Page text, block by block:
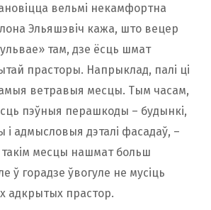
вельмі некамфортна
Эльяшэвіч кажа, што вецер
там, дзе ёсць шмат
прасторы. Напрыклад, палі ці
ветравыя месцы. Тым часам,
пэўныя перашкоды – будынкі,
адмысловыя дэталі фасадаў, –
месцы нашмат больш
ў горадзе ўвогуле не мусіць
адкрытых прастор.